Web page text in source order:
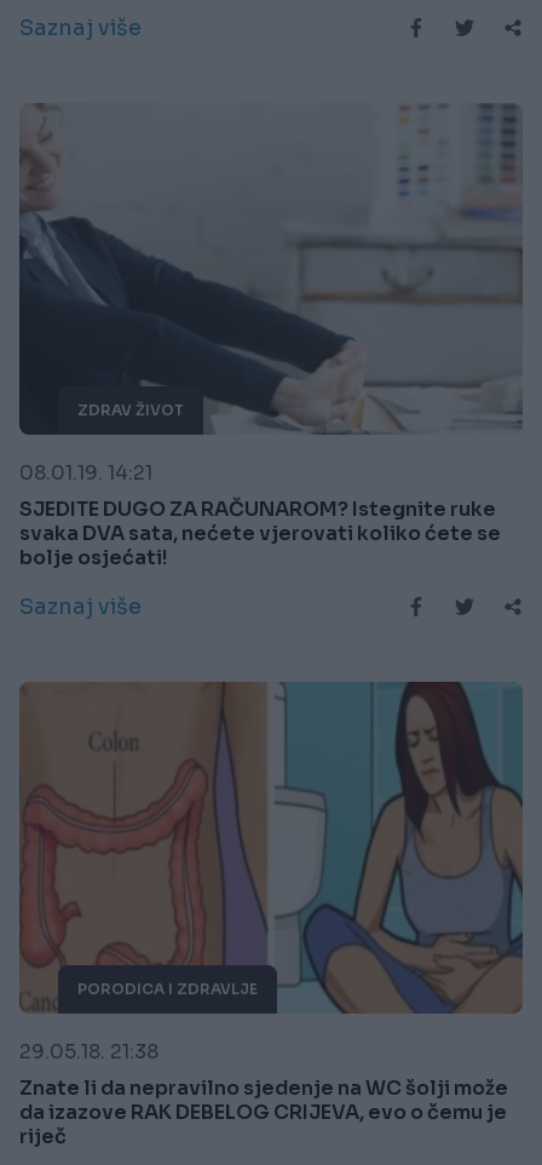
Saznaj više
ZDRAV ŽIVOT
08.01.19. 14:21
SJEDITE DUGO ZA RAČUNAROM? Istegnite ruke
svaka DVA sata, nećete vjerovati koliko ćete se
bolje osjećati!
Saznaj više
PORODICA I ZDRAVLJE
29.05.18. 21:38
Znate li da nepravilno sjedenje na WC šolji može
da izazove RAK DEBELOG CRIJEVA, evo o čemu je
riječ